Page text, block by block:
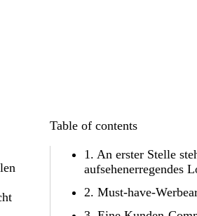
Table of contents
1. An erster Stelle
aufsehenerregendes
2. Must-have-